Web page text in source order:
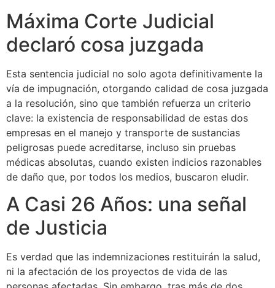
Máxima Corte Judicial
declaró cosa juzgada
Esta sentencia judicial no solo agota definitivamente la
vía de impugnación, otorgando calidad de cosa juzgada
a la resolución, sino que también refuerza un criterio
clave: la existencia de responsabilidad de estas dos
empresas en el manejo y transporte de sustancias
peligrosas puede acreditarse, incluso sin pruebas
médicas absolutas, cuando existen indicios razonables
de daño que, por todos los medios, buscaron eludir.
A Casi 26 Años: una señal
de Justicia
Es verdad que las indemnizaciones restituirán la salud,
ni la afectación de los proyectos de vida de las